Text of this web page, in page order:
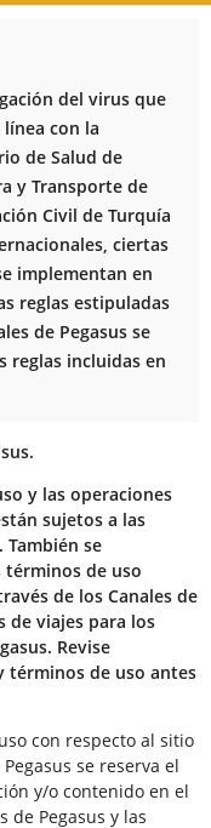
del virus que
línea con la
de Salud de
y Transporte de
Civil de Turquía
ciertas
implementan en
reglas estipuladas
de Pegasus se
reglas incluidas en
y las operaciones
sujetos a las
se
términos de uso
de los Canales de
de viajes para los
Revise
términos de uso antes
con respecto al sitio
se reserva el
y/o contenido en el
de Pegasus y las